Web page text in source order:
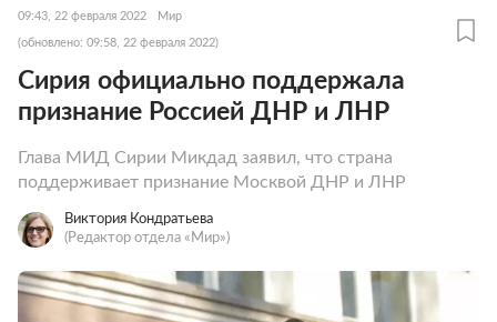
09:43, 22 февраля 2022 Мир
(обновлено: 09:58, 22 февраля 2022)
Сирия официально поддержала
признание Россией ДНР и ЛНР
Глава МИД Сирии Микдад заявил, что страна
поддерживает признание Москвой ДНР и ЛНР
Виктория Кондратьева
(Редактор отдела «Мир»)